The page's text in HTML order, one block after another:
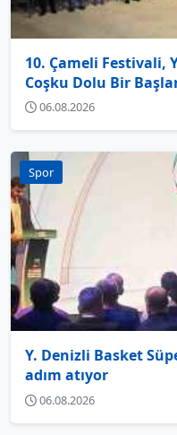
10. Çameli Festivali,
Coşku Dolu Bir
06.08.2026
Spor
Y. Denizli Basket
adım atıyor
06.08.2026